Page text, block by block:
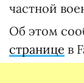
частной
Об этом
странице в